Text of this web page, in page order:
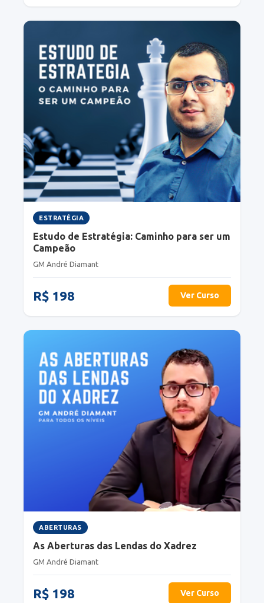
ESTRATÉGIA
Estudo de Estratégia: Caminho para ser um
Campeão
GM André Diamant
R$ 198 Ver Curso
ABERTURAS
As Aberturas das Lendas do Xadrez
GM André Diamant
R$ 198 Ver Curso